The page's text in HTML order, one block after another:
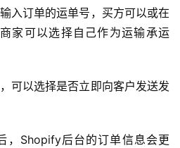
入订单的运单号，买方可以或在
家可以选择自己作为运输承运
可以选择是否立即向客户发送发
，Shopify后台的订单信息会更